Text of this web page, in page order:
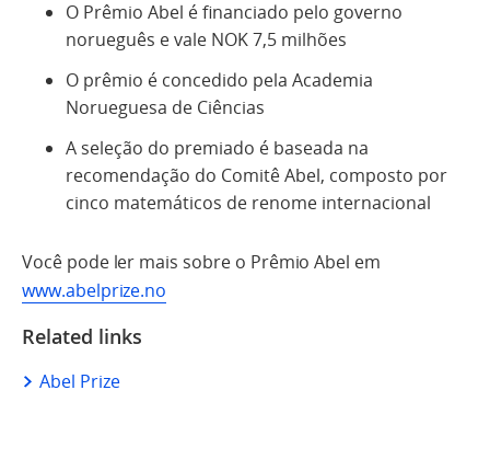
O Prêmio Abel é financiado pelo governo
norueguês e vale NOK 7,5 milhões
O prêmio é concedido pela Academia
Norueguesa de Ciências
A seleção do premiado é baseada na
recomendação do Comitê Abel, composto por
cinco matemáticos de renome internacional
Você pode ler mais sobre o Prêmio Abel em
www.abelprize.no
Related links
Abel Prize